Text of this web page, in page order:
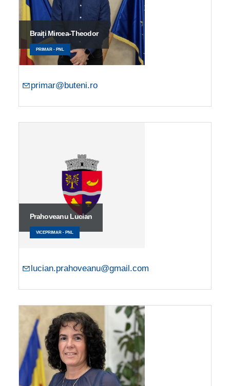
Braiți Mircea-Theodor
PRIMAR - PNL
primar@buteni.ro
Prahoveanu Lucian
VICEPRIMAR - PNL
lucian.prahoveanu@gmail.com